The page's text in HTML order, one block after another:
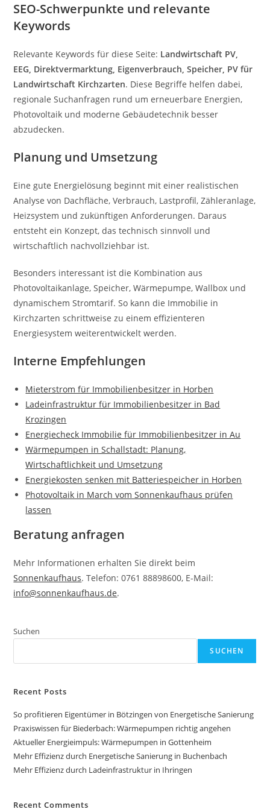
SEO-Schwerpunkte und relevante
Keywords
Relevante Keywords für diese Seite: Landwirtschaft PV,
EEG, Direktvermarktung, Eigenverbrauch, Speicher, PV für
Landwirtschaft Kirchzarten. Diese Begriffe helfen dabei,
regionale Suchanfragen rund um erneuerbare Energien,
Photovoltaik und moderne Gebäudetechnik besser
abzudecken.
Planung und Umsetzung
Eine gute Energielösung beginnt mit einer realistischen
Analyse von Dachfläche, Verbrauch, Lastprofil, Zähleranlage,
Heizsystem und zukünftigen Anforderungen. Daraus
entsteht ein Konzept, das technisch sinnvoll und
wirtschaftlich nachvollziehbar ist.
Besonders interessant ist die Kombination aus
Photovoltaikanlage, Speicher, Wärmepumpe, Wallbox und
dynamischem Stromtarif. So kann die Immobilie in
Kirchzarten schrittweise zu einem effizienteren
Energiesystem weiterentwickelt werden.
Interne Empfehlungen
Mieterstrom für Immobilienbesitzer in Horben
Ladeinfrastruktur für Immobilienbesitzer in Bad
Krozingen
Energiecheck Immobilie für Immobilienbesitzer in Au
Wärmepumpen in Schallstadt: Planung,
Wirtschaftlichkeit und Umsetzung
Energiekosten senken mit Batteriespeicher in Horben
Photovoltaik in March vom Sonnenkaufhaus prüfen
lassen
Beratung anfragen
Mehr Informationen erhalten Sie direkt beim
Sonnenkaufhaus. Telefon: 0761 88898600, E-Mail:
info@sonnenkaufhaus.de.
Suchen
SUCHEN
Recent Posts
So profitieren Eigentümer in Bötzingen von Energetische Sanierung
Praxiswissen für Biederbach: Wärmepumpen richtig angehen
Aktueller Energieimpuls: Wärmepumpen in Gottenheim
Mehr Effizienz durch Energetische Sanierung in Buchenbach
Mehr Effizienz durch Ladeinfrastruktur in Ihringen
Recent Comments